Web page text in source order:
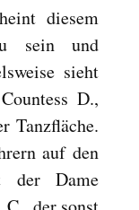
diesem
sein und
sieht
D.,
Tanzfläche.
auf den
der Dame